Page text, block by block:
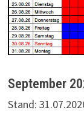
September
Stand: